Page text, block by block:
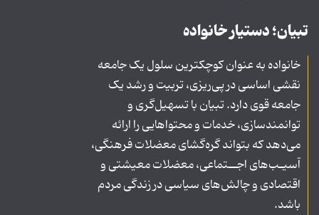
تبیان؛ دستیار خانواده
خانواده به عنوان کوچکترین سلول یک جامعه
نقشی اساسی در پی‌ریزی، تربیت و رشد یک
جامعه قوی دارد. تبیان با تسهیل‌گری و
توانمندسازی، خدمات و محتواهایی را ارائه
می‌دهد که بتواند گره‌گشای معضلات فرهنگی،
آسیـب‌های اجــتماعی، معضلات معیشتی و
اقتصادی و چالش‌های سیاسی در زندگی مردم
باشد.